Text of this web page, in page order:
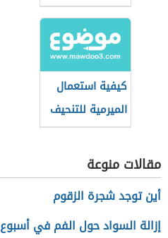
كيفية استعمال
الميرمية للتنحيف
مقالات منوعة
أين توجد شجرة الزقوم
إزالة السواد حول الفم في أسبوع